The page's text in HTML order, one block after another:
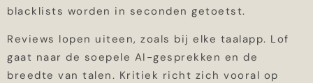
blacklists worden in seconden getoetst.
Reviews lopen uiteen, zoals bij elke taalapp. Lof
gaat naar de soepele AI-gesprekken en de
breedte van talen. Kritiek richt zich vooral op